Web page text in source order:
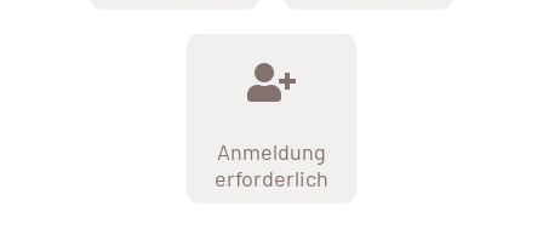
Anmeldung
erforderlich